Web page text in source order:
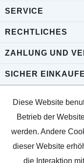
SERVICE
RECHTLICHES
ZAHLUNG UND
SICHER
Diese Website
Betrieb der
werden. Andere
dieser Website
die Interaktion